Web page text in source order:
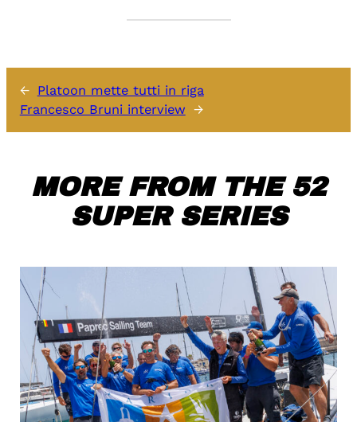
← Platoon mette tutti in riga
Francesco Bruni interview →
MORE FROM THE 52
SUPER SERIES